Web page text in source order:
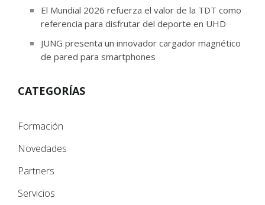
El Mundial 2026 refuerza el valor de la TDT como
referencia para disfrutar del deporte en UHD
JUNG presenta un innovador cargador magnético
de pared para smartphones
CATEGORÍAS
Formación
Novedades
Partners
Servicios